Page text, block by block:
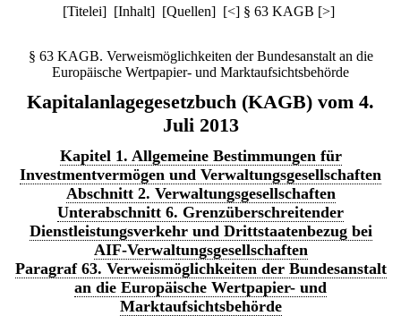
[Titelei] [Inhalt] [Quellen] [<] § 63 KAGB [>]
§ 63 KAGB. Verweismöglichkeiten der Bundesanstalt an die
Europäische Wertpapier- und Marktaufsichtsbehörde
Kapitalanlagegesetzbuch (KAGB) vom 4.
Juli 2013
Kapitel 1. Allgemeine Bestimmungen für
Investmentvermögen und Verwaltungsgesellschaften
Abschnitt 2. Verwaltungsgesellschaften
Unterabschnitt 6. Grenzüberschreitender
Dienstleistungsverkehr und Drittstaatenbezug bei
AIF-Verwaltungsgesellschaften
Paragraf 63. Verweismöglichkeiten der Bundesanstalt
an die Europäische Wertpapier- und
Marktaufsichtsbehörde